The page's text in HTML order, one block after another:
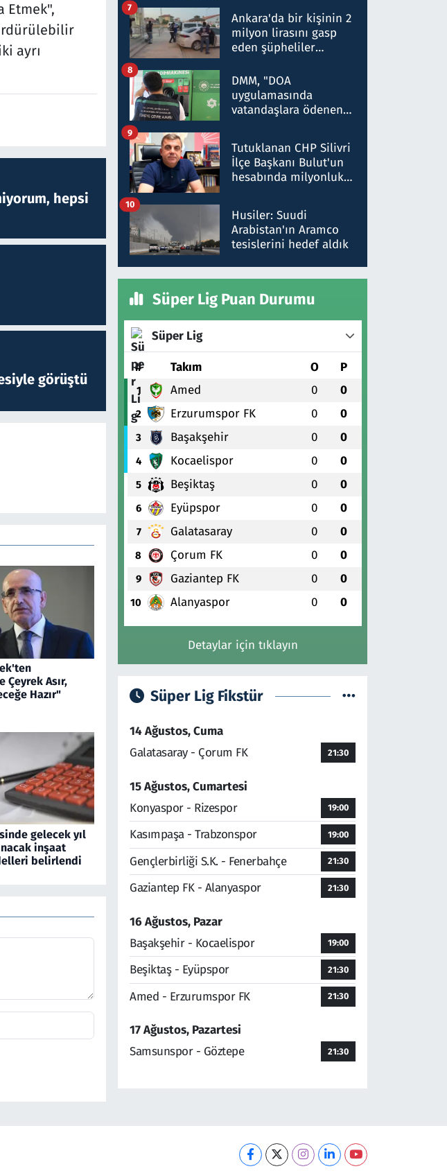
Etmek",
ayrı
hepsi
görüştü
Asır,
Hazır"
gelecek yıl
inşaat
belirlendi
ifadelerinden ortaya
çıkan tablo şok etti
Ankara'da bir kişinin 2
milyon lirasını gasp
eden şüpheliler
7
DMM, "DOA
uygulamasında
vatandaşlara ödenen
düşürüldüğü" iddiasını
yalanladı
8
Tutuklanan CHP Silivri
İlçe Başkanı Bulut'un
hesabında milyonluk
talimat verdi, ben
gönderdim
9
Husiler: Suudi
Arabistan'ın Aramco
tesislerini hedef aldık
10
Süper Lig Puan Durumu
Süper Lig
# Takım O P
1 Amed 0 0
2 Erzurumspor FK 0 0
3 Başakşehir 0 0
4 Kocaelispor 0 0
5 Beşiktaş 0 0
6 Eyüpspor 0 0
7 Galatasaray 0 0
8 Çorum FK 0 0
9 Gaziantep FK 0 0
10 Alanyaspor 0 0
Detaylar için tıklayın
Süper Lig Fikstür
14 Ağustos, Cuma
Galatasaray - Çorum FK
21:30
15 Ağustos, Cumartesi
Konyaspor - Rizespor
19:00
Kasımpaşa - Trabzonspor 19:00
Gençlerbirliği S.K. - Fenerbahçe 21:30
Gaziantep FK - Alanyaspor 21:30
16 Ağustos, Pazar
Başakşehir - Kocaelispor
19:00
Beşiktaş - Eyüpspor 21:30
Amed - Erzurumspor FK 21:30
17 Ağustos, Pazartesi
Samsunspor - Göztepe
21:30